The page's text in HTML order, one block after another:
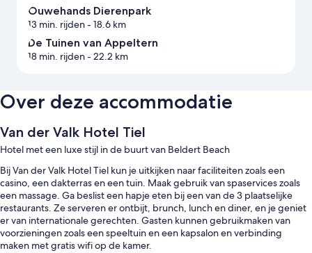
Ouwehands Dierenpark
13 min. rijden- 18.6 km
De Tuinen van Appeltern
18 min. rijden- 22.2 km
Over deze accommodatie
Van der Valk Hotel Tiel
Hotel met een luxe stijl in de buurt van Beldert Beach
Bij Van der Valk Hotel Tiel kun je uitkijken naar faciliteiten zoals een
casino, een dakterras en een tuin. Maak gebruik van spaservices zoals
een massage. Ga beslist een hapje eten bij een van de 3 plaatselijke
restaurants. Ze serveren er ontbijt, brunch, lunch en diner, en je geniet
er van internationale gerechten. Gasten kunnen gebruikmaken van
voorzieningen zoals een speeltuin en een kapsalon en verbinding
maken met gratis wifi op de kamer.